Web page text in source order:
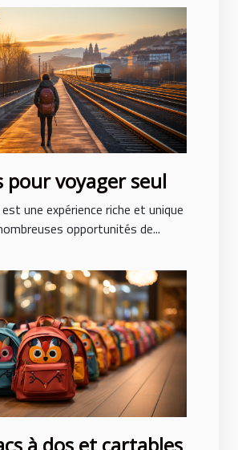
pour voyager seul
une expérience riche et unique
opportunités de...